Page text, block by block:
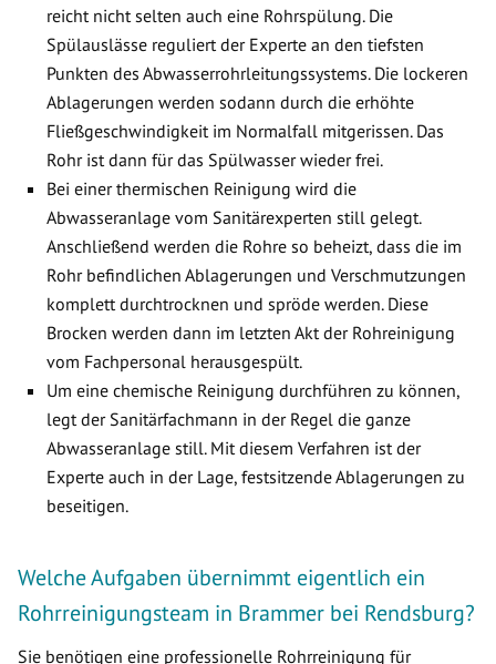
reicht nicht selten auch eine Rohrspülung. Die
Spülauslässe reguliert der Experte an den tiefsten
Punkten des Abwasserrohrleitungssystems. Die lockeren
Ablagerungen werden sodann durch die erhöhte
Fließgeschwindigkeit im Normalfall mitgerissen. Das
Rohr ist dann für das Spülwasser wieder frei.
Bei einer thermischen Reinigung wird die
Abwasseranlage vom Sanitärexperten still gelegt.
Anschließend werden die Rohre so beheizt, dass die im
Rohr befindlichen Ablagerungen und Verschmutzungen
komplett durchtrocknen und spröde werden. Diese
Brocken werden dann im letzten Akt der Rohreinigung
vom Fachpersonal herausgespült.
Um eine chemische Reinigung durchführen zu können,
legt der Sanitärfachmann in der Regel die ganze
Abwasseranlage still. Mit diesem Verfahren ist der
Experte auch in der Lage, festsitzende Ablagerungen zu
beseitigen.
Welche Aufgaben übernimmt eigentlich ein
Rohrreinigungsteam in Brammer bei Rendsburg?
Sie benötigen eine professionelle Rohrreinigung für